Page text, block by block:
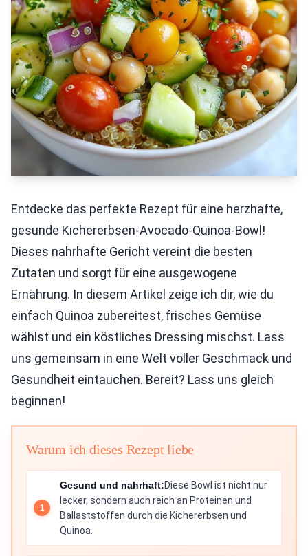
Entdecke das perfekte Rezept für eine herzhafte,
gesunde Kichererbsen-Avocado-Quinoa-Bowl!
Dieses nahrhafte Gericht vereint die besten
Zutaten und sorgt für eine ausgewogene
Ernährung. In diesem Artikel zeige ich dir, wie du
einfach Quinoa zubereitest, frisches Gemüse
wählst und ein köstliches Dressing mischst. Lass
uns gemeinsam in eine Welt voller Geschmack und
Gesundheit eintauchen. Bereit? Lass uns gleich
beginnen!
Warum ich dieses Rezept liebe
Gesund und nahrhaft:Diese Bowl ist nicht nur
lecker, sondern auch reich an Proteinen und
Ballaststoffen durch die Kichererbsen und
Quinoa.